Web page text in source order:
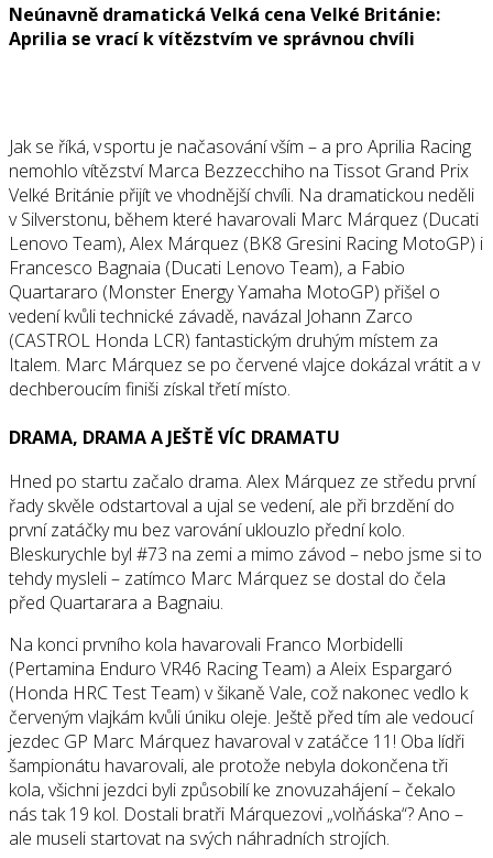
Neúnavně dramatická Velká cena Velké Británie:
Aprilia se vrací k vítězstvím ve správnou chvíli
Jak se říká, v sportu je načasování vším – a pro Aprilia Racing
nemohlo vítězství Marca Bezzecchiho na Tissot Grand Prix
Velké Británie přijít ve vhodnější chvíli. Na dramatickou neděli
v Silverstonu, během které havarovali Marc Márquez (Ducati
Lenovo Team), Alex Márquez (BK8 Gresini Racing MotoGP) i
Francesco Bagnaia (Ducati Lenovo Team), a Fabio
Quartararo (Monster Energy Yamaha MotoGP) přišel o
vedení kvůli technické závadě, navázal Johann Zarco
(CASTROL Honda LCR) fantastickým druhým místem za
Italem. Marc Márquez se po červené vlajce dokázal vrátit a v
dechberoucím finiši získal třetí místo.
DRAMA, DRAMA A JEŠTĚ VÍC DRAMATU
Hned po startu začalo drama. Alex Márquez ze středu první
řady skvěle odstartoval a ujal se vedení, ale při brzdění do
první zatáčky mu bez varování uklouzlo přední kolo.
Bleskurychle byl #73 na zemi a mimo závod – nebo jsme si to
tehdy mysleli – zatímco Marc Márquez se dostal do čela
před Quartarara a Bagnaiu.
Na konci prvního kola havarovali Franco Morbidelli
(Pertamina Enduro VR46 Racing Team) a Aleix Espargaró
(Honda HRC Test Team) v šikaně Vale, což nakonec vedlo k
červeným vlajkám kvůli úniku oleje. Ještě před tím ale vedoucí
jezdec GP Marc Márquez havaroval v zatáčce 11! Oba lídři
šampionátu havarovali, ale protože nebyla dokončena tři
kola, všichni jezdci byli způsobilí ke znovuzahájení – čekalo
nás tak 19 kol. Dostali bratři Márquezovi „volňáska“? Ano –
ale museli startovat na svých náhradních strojích.